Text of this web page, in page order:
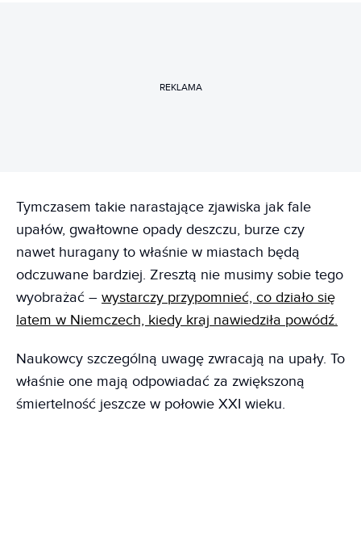
REKLAMA
Tymczasem takie narastające zjawiska jak fale
upałów, gwałtowne opady deszczu, burze czy
nawet huragany to właśnie w miastach będą
odczuwane bardziej. Zresztą nie musimy sobie tego
wyobrażać – wystarczy przypomnieć, co działo się
latem w Niemczech, kiedy kraj nawiedziła powódź.
Naukowcy szczególną uwagę zwracają na upały. To
właśnie one mają odpowiadać za zwiększoną
śmiertelność jeszcze w połowie XXI wieku.